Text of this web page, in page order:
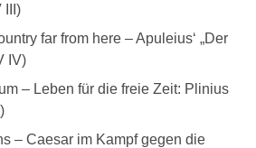
III)
far from here – Apuleius‘ „Der
IV)
– Leben für die freie Zeit: Plinius
– Caesar im Kampf gegen die